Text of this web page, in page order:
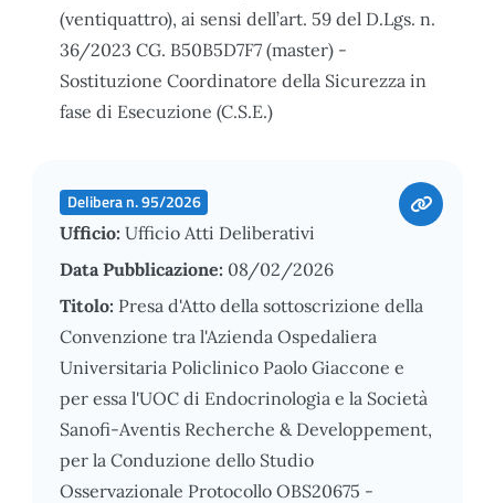
(ventiquattro), ai sensi dell’art. 59 del D.Lgs. n.
36/2023 CG. B50B5D7F7 (master) -
Sostituzione Coordinatore della Sicurezza in
fase di Esecuzione (C.S.E.)
Delibera n. 95/2026
Ufficio: Ufficio Atti Deliberativi
Data Pubblicazione: 08/02/2026
Titolo: Presa d'Atto della sottoscrizione della
Convenzione tra l'Azienda Ospedaliera
Universitaria Policlinico Paolo Giaccone e
per essa l'UOC di Endocrinologia e la Società
Sanofi-Aventis Recherche & Developpement,
per la Conduzione dello Studio
Osservazionale Protocollo OBS20675 -